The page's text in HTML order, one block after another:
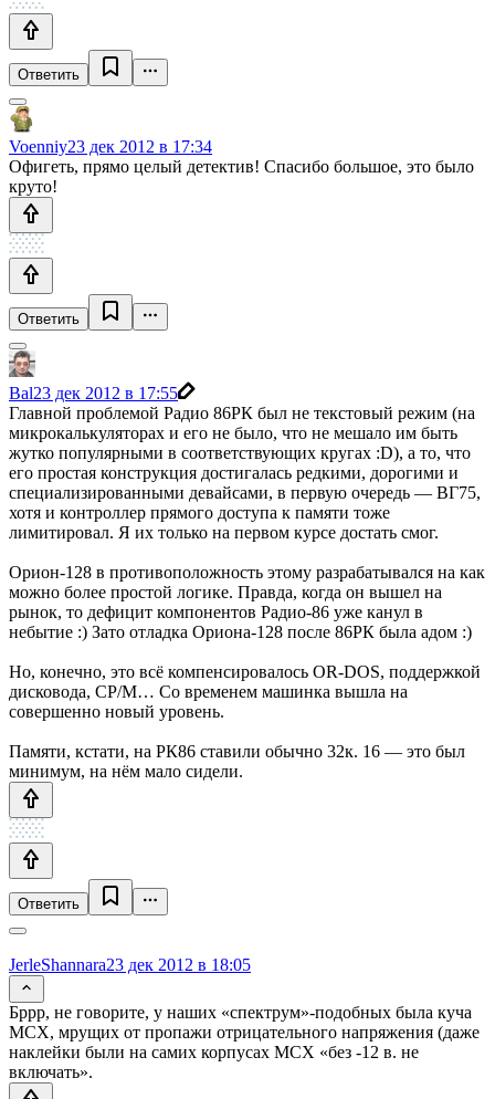
Ответить
Voenniy23 дек 2012 в 17:34
Офигеть, прямо целый детектив! Спасибо большое, это было
круто!
Ответить
Bal23 дек 2012 в 17:55
Главной проблемой Радио 86РК был не текстовый режим (на
микрокалькуляторах и его не было, что не мешало им быть
жутко популярными в соответствующих кругах :D), а то, что
его простая конструкция достигалась редкими, дорогими и
специализированными девайсами, в первую очередь — ВГ75,
хотя и контроллер прямого доступа к памяти тоже
лимитировал. Я их только на первом курсе достать смог.
Орион-128 в противоположность этому разрабатывался на как
можно более простой логике. Правда, когда он вышел на
рынок, то дефицит компонентов Радио-86 уже канул в
небытие :) Зато отладка Ориона-128 после 86РК была адом :)
Но, конечно, это всё компенсировалось OR-DOS, поддержкой
дисковода, CP/M… Со временем машинка вышла на
совершенно новый уровень.
Памяти, кстати, на РК86 ставили обычно 32к. 16 — это был
минимум, на нём мало сидели.
Ответить
JerleShannara23 дек 2012 в 18:05
Бррр, не говорите, у наших «спектрум»-подобных была куча
МСХ, мрущих от пропажи отрицательного напряжения (даже
наклейки были на самих корпусах МСХ «без -12 в. не
включать».